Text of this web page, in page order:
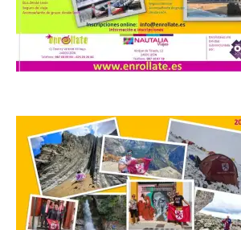
organiza con la ESA y el
Ayuntamiento
7 Ago 2026
recogerse gratuitamente
en la Oficina de
Información Turística de
León e incluyen, además
del programa del evento, una guía
práctica con recomendaciones
elaboradas por especialistas para
observar el eclipse con seguridad León, 7
de agosto de 2026. La programación […]